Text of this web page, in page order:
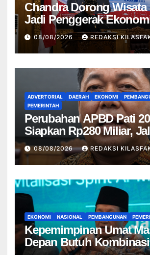
Chandra Dorong Wisata
Jadi Penggerak
08/08/2026 REDAKSI
ADVERTORIAL DAERAH EKONOMI
PEMERINTAH
Perubahan APBD Pati
Siapkan Rp280 Miliar,
Rusak Jadi Prioritas
08/08/2026 REDAKSI
EKONOMI NASIONAL PEMBANGUNAN
Kepemimpinan Umat
Depan Butuh